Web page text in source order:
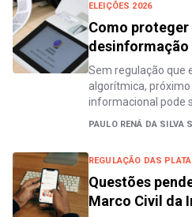
ELEIÇÕES 2026
Como proteger
desinformação
Sem regulação que
algorítmica,
informacional pode
PAULO RENÁ DA SILVA
REGULAÇÃO DAS
Questões
Marco Civil da